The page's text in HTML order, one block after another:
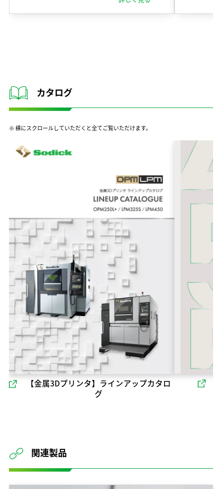
カタログ
※ 横にスクロールしていただくと全てご覧いただけます。
【金属3Dプリンタ】ラインアップカタロ
グ
関連製品